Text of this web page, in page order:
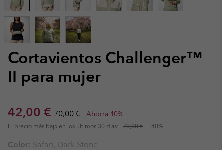
Cortavientos Challenger™
II para mujer
Sale price:
42,00 € Regular price:
70,00 € Ahorra 40%
El precio más bajo en los últimos 30 días: 70,00 € -40%
Color: Safari, Dark Stone